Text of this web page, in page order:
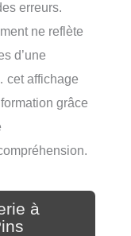
erreurs.
ne reflète
d’une
cet affichage
grâce
à